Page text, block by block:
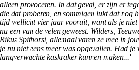
alleen provoceren. In dat geval, er zijn er
die dat proberen, en sommigen lukt dat nog
tijd wellicht vier jaar vooruit, want als je niet
nu een van de velen geweest. Wilders,
Rikus Spithorst, allemaal varen ze mee in
je nu niet eens meer was opgevallen. Had je
langverwachte kaskraker kunnen maken...'